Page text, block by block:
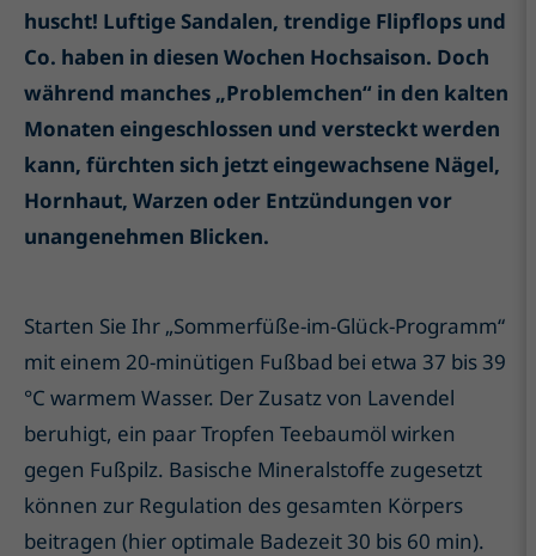
huscht! Luftige Sandalen, trendige Flipflops und
Co. haben in diesen Wochen Hochsaison. Doch
während manches „Problemchen“ in den kalten
Monaten eingeschlossen und versteckt werden
kann, fürchten sich jetzt eingewachsene Nägel,
Hornhaut, Warzen oder Entzündungen vor
unangenehmen Blicken.
Starten Sie Ihr „Sommerfüße-im-Glück-Programm“
mit einem 20-minütigen Fußbad bei etwa 37 bis 39
°C warmem Wasser. Der Zusatz von Lavendel
beruhigt, ein paar Tropfen Teebaumöl wirken
gegen Fußpilz. Basische Mineralstoffe zugesetzt
können zur Regulation des gesamten Körpers
beitragen (hier optimale Badezeit 30 bis 60 min).